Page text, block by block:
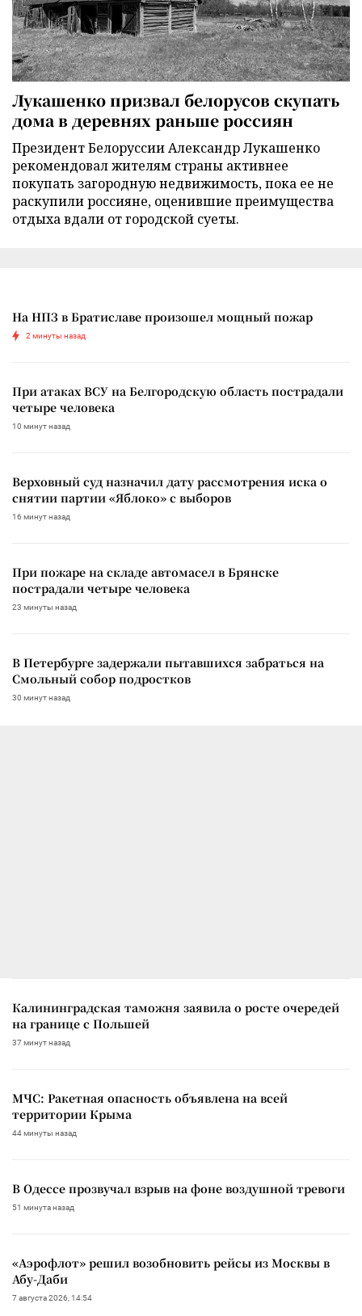
Лукашенко призвал белорусов скупать
дома в деревнях раньше россиян
Президент Белоруссии Александр Лукашенко
рекомендовал жителям страны активнее
покупать загородную недвижимость, пока ее не
раскупили россияне, оценившие преимущества
отдыха вдали от городской суеты.
На НПЗ в Братиславе произошел мощный пожар
2 минуты назад
При атаках ВСУ на Белгородскую область пострадали
четыре человека
10 минут назад
Верховный суд назначил дату рассмотрения иска о
снятии партии «Яблоко» с выборов
16 минут назад
При пожаре на складе автомасел в Брянске
пострадали четыре человека
23 минуты назад
В Петербурге задержали пытавшихся забраться на
Смольный собор подростков
30 минут назад
Калининградская таможня заявила о росте очередей
на границе с Польшей
37 минут назад
МЧС: Ракетная опасность объявлена на всей
территории Крыма
44 минуты назад
В Одессе прозвучал взрыв на фоне воздушной тревоги
51 минута назад
«Аэрофлот» решил возобновить рейсы из Москвы в
Абу-Даби
7 августа 2026, 14:54